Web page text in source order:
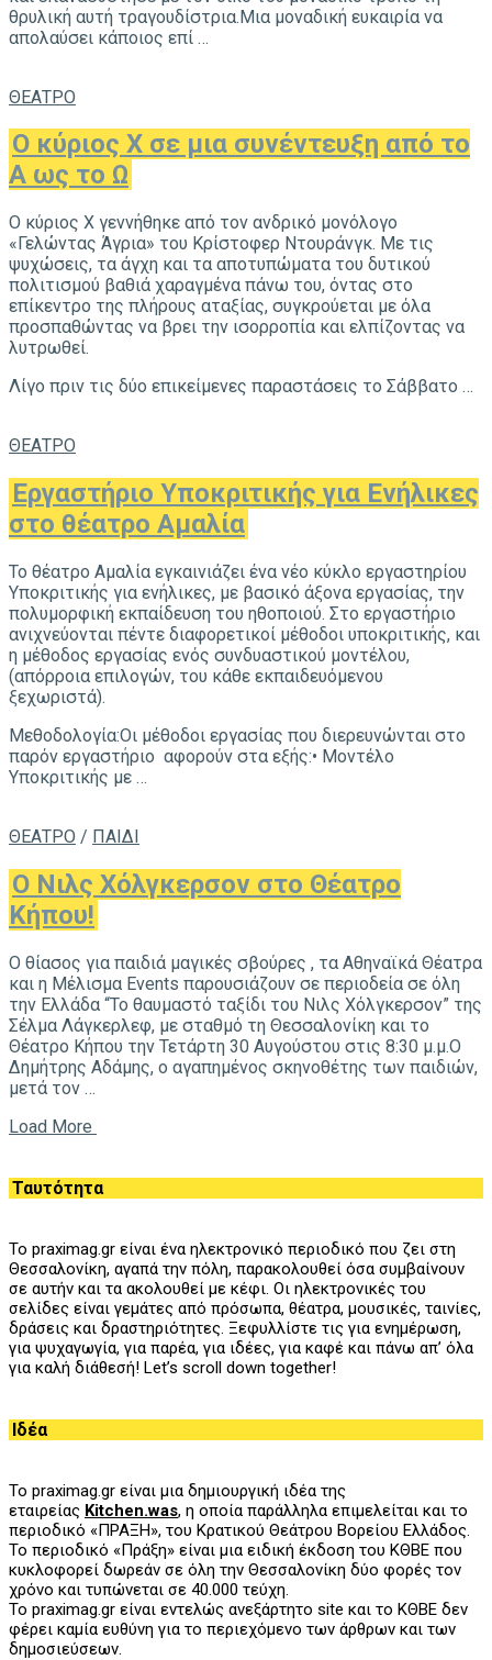
θρυλική αυτή τραγουδίστρια.Μια μοναδική ευκαιρία να
απολαύσει κάποιος επί …
ΘΕΑΤΡΟ
O κύριος Χ σε μια συνέντευξη από το
Α ως το Ω
Ο κύριος Χ γεννήθηκε από τον ανδρικό μονόλογο
«Γελώντας Άγρια» του Κρίστοφερ Ντουράνγκ. Με τις
ψυχώσεις, τα άγχη και τα αποτυπώματα του δυτικού
πολιτισμού βαθιά χαραγμένα πάνω του, όντας στο
επίκεντρο της πλήρους αταξίας, συγκρούεται με όλα
προσπαθώντας να βρει την ισορροπία και ελπίζοντας να
λυτρωθεί.
Λίγο πριν τις δύο επικείμενες παραστάσεις το Σάββατο …
ΘΕΑΤΡΟ
Εργαστήριο Υποκριτικής για Ενήλικες
στο θέατρο Αμαλία
Το θέατρο Αμαλία εγκαινιάζει ένα νέο κύκλο εργαστηρίου
Υποκριτικής για ενήλικες, με βασικό άξονα εργασίας, την
πολυμορφική εκπαίδευση του ηθοποιού. Στο εργαστήριο
ανιχνεύονται πέντε διαφορετικοί μέθοδοι υποκριτικής, και
η μέθοδος εργασίας ενός συνδυαστικού μοντέλου,
(απόρροια επιλογών, του κάθε εκπαιδευόμενου
ξεχωριστά).
Μεθοδολογία:Οι μέθοδοι εργασίας που διερευνώνται στο
παρόν εργαστήριο αφορούν στα εξής:• Μοντέλο
Υποκριτικής με …
ΘΕΑΤΡΟ / ΠΑΙΔΙ
Ο Νιλς Χόλγκερσον στο Θέατρο
Κήπου!
Ο θίασος για παιδιά μαγικές σβούρες , τα Αθηναϊκά Θέατρα
και η Μέλισμα Events παρουσιάζουν σε περιοδεία σε όλη
την Ελλάδα “Το θαυμαστό ταξίδι του Νιλς Χόλγκερσον” της
Σέλμα Λάγκερλεφ, με σταθμό τη Θεσσαλονίκη και το
Θέατρο Κήπου την Τετάρτη 30 Αυγούστου στις 8:30 μ.μ.Ο
Δημήτρης Αδάμης, ο αγαπημένος σκηνοθέτης των παιδιών,
μετά τον …
Load More
Ταυτότητα
Το praximag.gr είναι ένα ηλεκτρονικό περιοδικό που ζει στη
Θεσσαλονίκη, αγαπά την πόλη, παρακολουθεί όσα συμβαίνουν
σε αυτήν και τα ακολουθεί με κέφι. Οι ηλεκτρονικές του
σελίδες είναι γεμάτες από πρόσωπα, θέατρα, μουσικές, ταινίες,
δράσεις και δραστηριότητες. Ξεφυλλίστε τις για ενημέρωση,
για ψυχαγωγία, για παρέα, για ιδέες, για καφέ και πάνω απ’ όλα
για καλή διάθεσή! Let’s scroll down together!
Ιδέα
Το praximag.gr είναι μια δημιουργική ιδέα της
εταιρείας Kitchen.was, η οποία παράλληλα επιμελείται και το
περιοδικό «ΠΡΑΞΗ», του Kρατικού Θεάτρου Βορείου Ελλάδος.
Το περιοδικό «Πράξη» είναι μια ειδική έκδοση του ΚΘΒΕ που
κυκλοφορεί δωρεάν σε όλη την Θεσσαλονίκη δύο φορές τον
χρόνο και τυπώνεται σε 40.000 τεύχη.
Το praximag.gr είναι εντελώς ανεξάρτητο site και το ΚΘΒΕ δεν
φέρει καμία ευθύνη για το περιεχόμενο των άρθρων και των
δημοσιεύσεων.